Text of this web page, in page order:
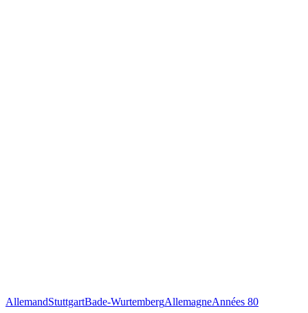
AllemandStuttgartBade-WurtembergAllemagneAnnées 80